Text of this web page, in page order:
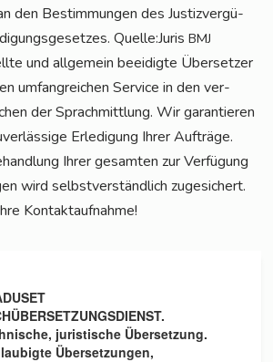
den Bestim­mun­gen des Jus­tiz­ver­gü­
Quelle:JurisBMJ
und all­ge­mein beei­dig­te Über­set­zer
umfang­rei­chen Ser­vice in den ver­
der Sprach­mitt­lung. Wir garan­tie­ren
Erle­di­gung Ihrer Auf­trä­ge.
Ihrer gesam­ten zur Ver­fü­gung
wird selbst­ver­ständ­lich zuge­si­chert.
Kontaktaufnahme!
juristische Übersetzung.
Übersetzungen,